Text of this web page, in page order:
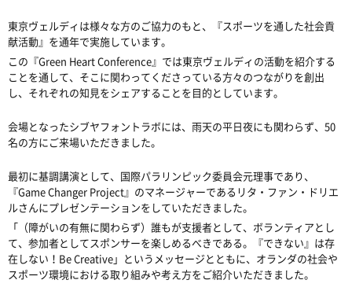
東京ヴェルディは様々な方のご協力のもと、『スポーツを通した社会貢
献活動』を通年で実施しています。
この『Green Heart Conference』では東京ヴェルディの活動を紹介する
ことを通して、そこに関わってくださっている方々のつながりを創出
し、それぞれの知見をシェアすることを目的としています。
会場となったシブヤフォントラボには、雨天の平日夜にも関わらず、50
名の方にご来場いただきました。
最初に基調講演として、国際パラリンピック委員会元理事であり、
『Game Changer Project』のマネージャーであるリタ・ファン・ドリエ
ルさんにプレゼンテーションをしていただきました。
「（障がいの有無に関わらず）誰もが支援者として、ボランティアとし
て、参加者としてスポンサーを楽しめるべきである。『できない』は存
在しない！Be Creative」というメッセージとともに、オランダの社会や
スポーツ環境における取り組みや考え方をご紹介いただきました。